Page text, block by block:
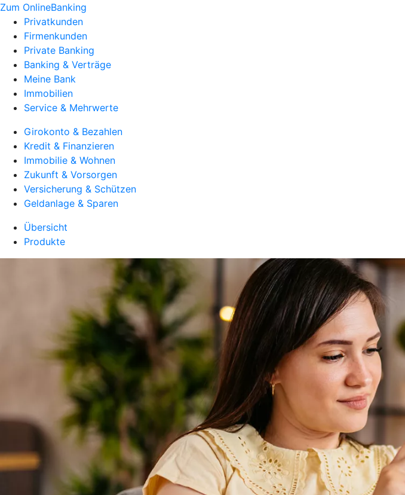
Zum OnlineBanking
Privatkunden
Firmenkunden
Private Banking
Banking & Verträge
Meine Bank
Immobilien
Service & Mehrwerte
Girokonto & Bezahlen
Kredit & Finanzieren
Immobilie & Wohnen
Zukunft & Vorsorgen
Versicherung & Schützen
Geldanlage & Sparen
Übersicht
Produkte